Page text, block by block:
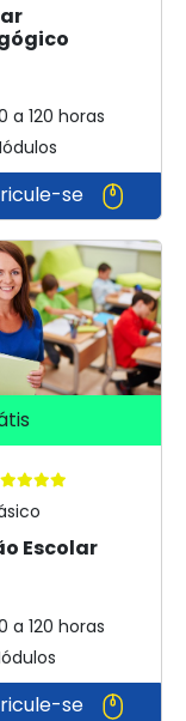
a 120 horas
se
Escolar
a 120 horas
se